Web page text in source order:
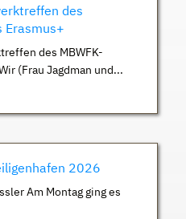
des
Erasmus+
des MBWFK-
(Frau Jagdman und...
2026
Am Montag ging es